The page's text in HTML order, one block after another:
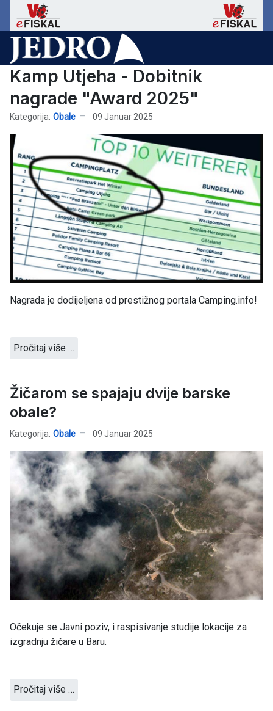
Kamp Utjeha - Dobitnik
nagrade "Award 2025"
Kategorija: Obale 09 Januar 2025
Nagrada je dodijeljena od prestižnog portala Camping.info!
Pročitaj više …
Žičarom se spajaju dvije barske
obale?
Kategorija: Obale 09 Januar 2025
Očekuje se Javni poziv, i raspisivanje studije lokacije za
izgradnju žičare u Baru.
Pročitaj više …